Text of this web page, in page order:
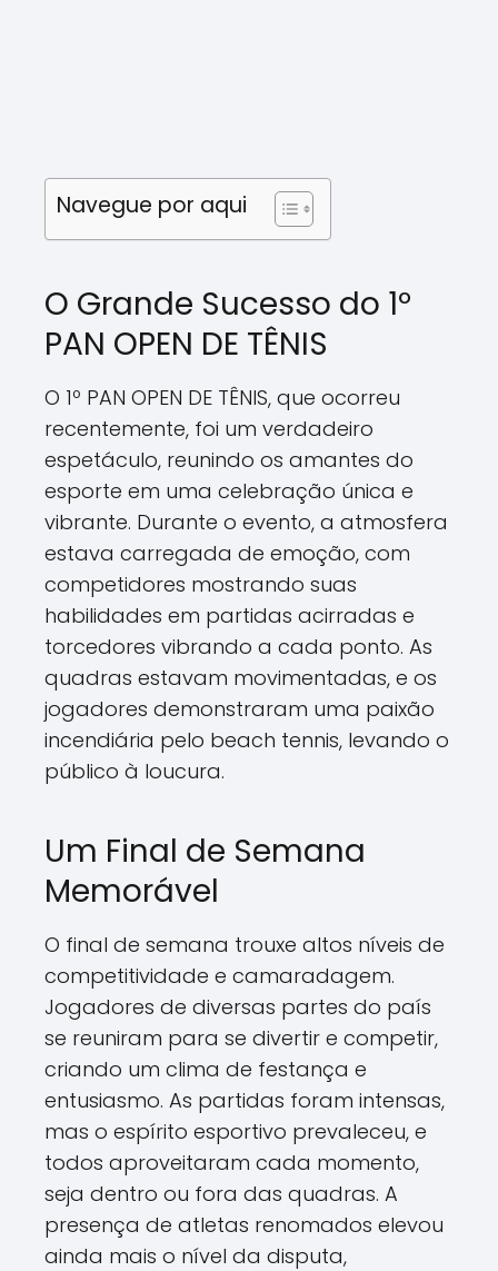
Navegue por aqui
O Grande Sucesso do 1º
PAN OPEN DE TÊNIS
O 1º PAN OPEN DE TÊNIS, que ocorreu
recentemente, foi um verdadeiro
espetáculo, reunindo os amantes do
esporte em uma celebração única e
vibrante. Durante o evento, a atmosfera
estava carregada de emoção, com
competidores mostrando suas
habilidades em partidas acirradas e
torcedores vibrando a cada ponto. As
quadras estavam movimentadas, e os
jogadores demonstraram uma paixão
incendiária pelo beach tennis, levando o
público à loucura.
Um Final de Semana
Memorável
O final de semana trouxe altos níveis de
competitividade e camaradagem.
Jogadores de diversas partes do país
se reuniram para se divertir e competir,
criando um clima de festança e
entusiasmo. As partidas foram intensas,
mas o espírito esportivo prevaleceu, e
todos aproveitaram cada momento,
seja dentro ou fora das quadras. A
presença de atletas renomados elevou
ainda mais o nível da disputa,